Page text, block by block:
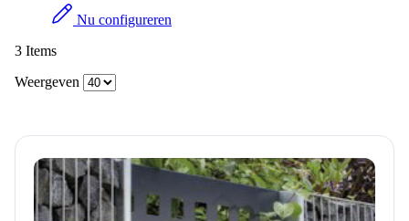
Nu configureren
3 Items
Weergeven